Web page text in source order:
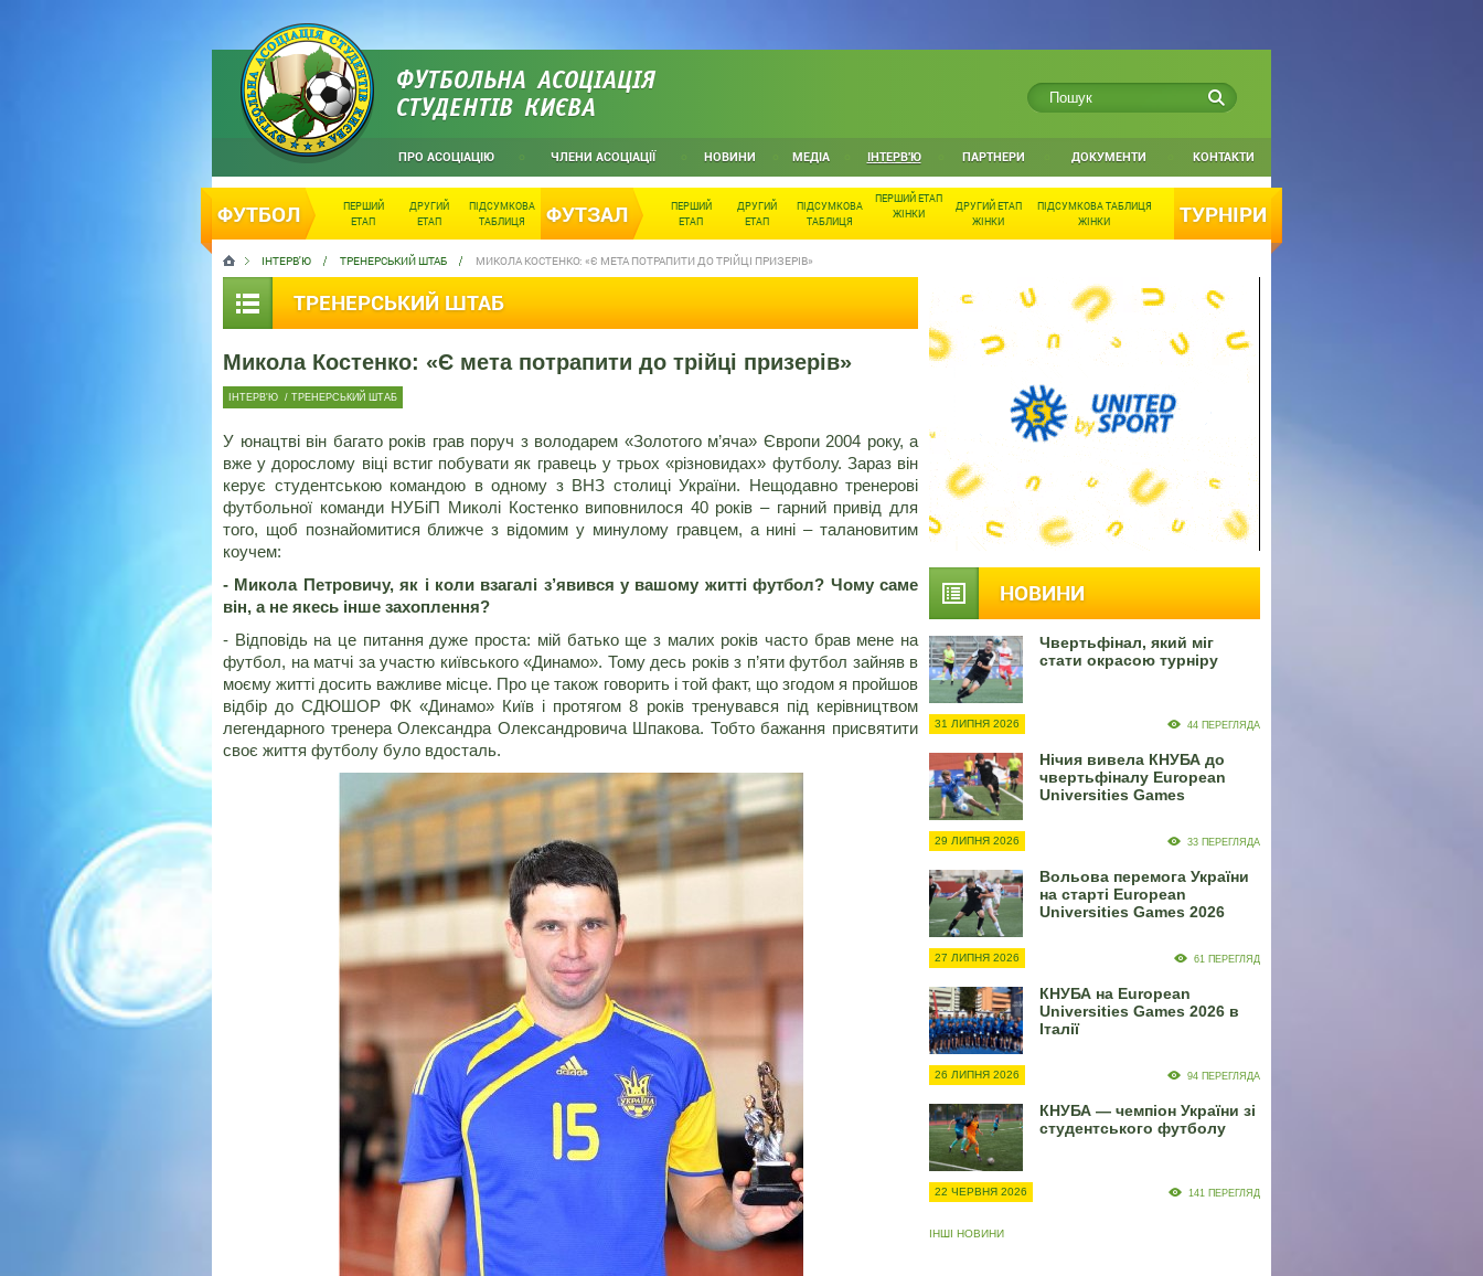
ФУТБОЛЬНА АСОЦІАЦІЯ
СТУДЕНТІВ КИЄВА
ПРО АСОЦІАЦІЮ ЧЛЕНИ АСОЦІАЦІЇ НОВИНИ МЕДІА ІНТЕРВ'Ю ПАРТНЕРИ ДОКУМЕНТИ КОНТАКТИ
ФУТБОЛ
ПЕРШИЙ
ЕТАП
ДРУГИЙ
ЕТАП
ПІДСУМКОВА
ТАБЛИЦЯ
ФУТЗАЛ
ПЕРШИЙ
ЕТАП
ДРУГИЙ
ЕТАП
ПІДСУМКОВА
ТАБЛИЦЯ
ПЕРШИЙ ЕТАП
ЖІНКИ
ДРУГИЙ ЕТАП
ЖІНКИ
ПІДСУМКОВА ТАБЛИЦЯ
ЖІНКИ
ТУРНІРИ
ІНТЕРВ'Ю ТРЕНЕРСЬКИЙ ШТАБ МИКОЛА КОСТЕНКО: «Є МЕТА ПОТРАПИТИ ДО ТРІЙЦІ ПРИЗЕРІВ»
ТРЕНЕРСЬКИЙ ШТАБ
Микола Костенко: «Є мета потрапити до трійці призерів»
ІНТЕРВ'Ю / ТРЕНЕРСЬКИЙ ШТАБ
У юнацтві він багато років грав поруч з володарем «Золотого м’яча» Європи 2004 року, а
вже у дорослому віці встиг побувати як гравець у трьох «різновидах» футболу. Зараз він
керує студентською командою в одному з ВНЗ столиці України. Нещодавно тренерові
футбольної команди НУБіП Миколі Костенко виповнилося 40 років – гарний привід для
того, щоб познайомитися ближче з відомим у минулому гравцем, а нині – талановитим
коучем:
- Микола Петровичу, як і коли взагалі з’явився у вашому житті футбол? Чому саме
він, а не якесь інше захоплення?
- Відповідь на це питання дуже проста: мій батько ще з малих років часто брав мене на
футбол, на матчі за участю київського «Динамо». Тому десь років з п’яти футбол зайняв в
моєму житті досить важливе місце. Про це також говорить і той факт, що згодом я пройшов
відбір до СДЮШОР ФК «Динамо» Київ і протягом 8 років тренувався під керівництвом
легендарного тренера Олександра Олександровича Шпакова. Тобто бажання присвятити
своє життя футболу було вдосталь.
НОВИНИ
Чвертьфінал, який міг
стати окрасою турніру
31 ЛИПНЯ 2026 44 ПЕРЕГЛЯДА
Нічия вивела КНУБА до
чвертьфіналу European
Universities Games
29 ЛИПНЯ 2026 33 ПЕРЕГЛЯДА
Вольова перемога України
на старті European
Universities Games 2026
27 ЛИПНЯ 2026 61 ПЕРЕГЛЯД
КНУБА на European
Universities Games 2026 в
Італії
26 ЛИПНЯ 2026 94 ПЕРЕГЛЯДА
КНУБА — чемпіон України зі
студентського футболу
22 ЧЕРВНЯ 2026 141 ПЕРЕГЛЯД
ІНШІ НОВИНИ